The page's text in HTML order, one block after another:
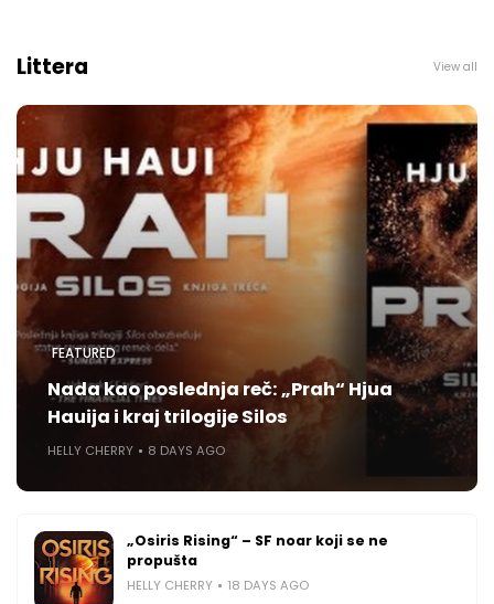
Littera View all
FEATURED
Nada kao poslednja reč: „Prah“ Hjua
Hauija i kraj trilogije Silos
HELLY CHERRY 8 DAYS AGO
„Osiris Rising“ – SF noar koji se ne
propušta
HELLY CHERRY 18 DAYS AGO